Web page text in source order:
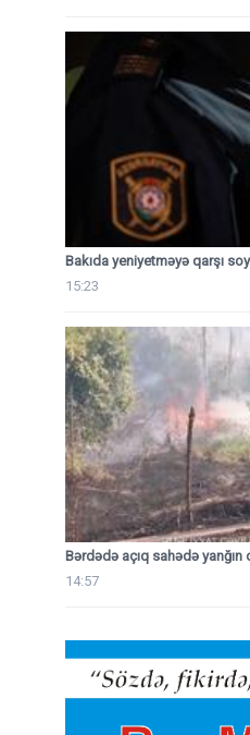
Bakıda yeniyetməyə qarşı
15:23
Bərdədə açıq sahədə yanğın
14:57